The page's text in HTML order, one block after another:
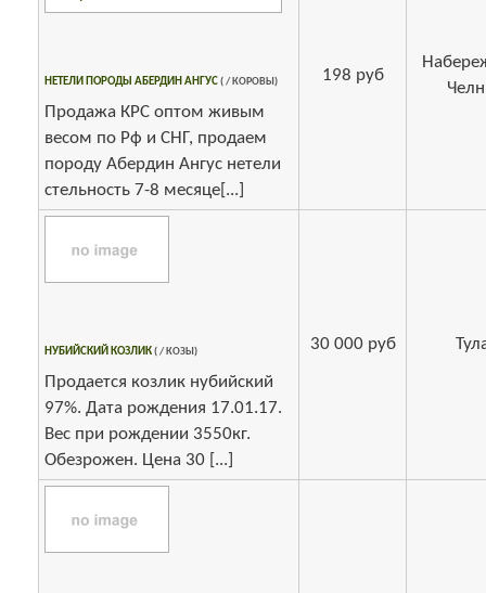
НЕТЕЛИ ПОРОДЫ АБЕРДИН АНГУС( / КОРОВЫ)
Продажа КРС оптом живым
весом по Рф и СНГ, продаем
породу Абердин Ангус нетели
стельность 7-8 месяце[...]
198 руб
НУБИЙСКИЙ КОЗЛИК( / КОЗЫ)
Продается козлик нубийский
97%. Дата рождения 17.01.17.
Вес при рождении 3550кг.
Обезрожен. Цена 30 [...]
30 000 руб